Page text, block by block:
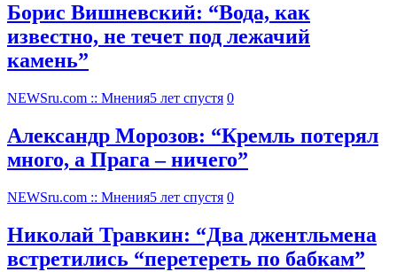
Борис Вишневский: “Вода, как
известно, не течет под лежачий
камень”
NEWSru.com :: Мнения5 лет спустя 0
Александр Морозов: “Кремль потерял
много, а Прага – ничего”
NEWSru.com :: Мнения5 лет спустя 0
Николай Травкин: “Два джентльмена
встретились “перетереть по бабкам”